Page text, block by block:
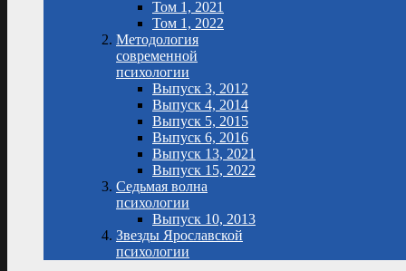
Том 1, 2021
Том 1, 2022
Методология
современной
психологии
Выпуск 3, 2012
Выпуск 4, 2014
Выпуск 5, 2015
Выпуск 6, 2016
Выпуск 13, 2021
Выпуск 15, 2022
Седьмая волна
психологии
Выпуск 10, 2013
Звезды Ярославской
психологии